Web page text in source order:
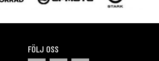
FÖLJ OSS